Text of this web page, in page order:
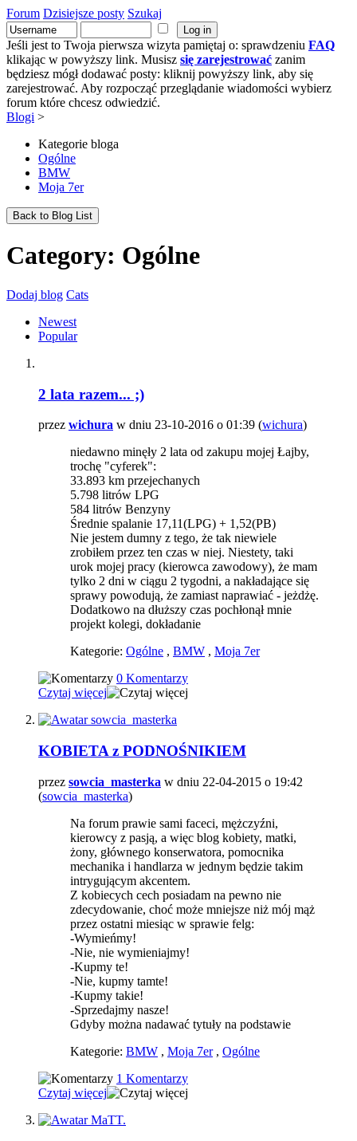
Forum Dzisiejsze posty Szukaj
Jeśli jest to Twoja pierwsza wizyta pamiętaj o: sprawdzeniu FAQ
klikając w powyższy link. Musisz się zarejestrować zanim
będziesz mógł dodawać posty: kliknij powyższy link, aby się
zarejestrować. Aby rozpocząć przeglądanie wiadomości wybierz
forum które chcesz odwiedzić.
Blogi >
Kategorie bloga
Ogólne
BMW
Moja 7er
Back to Blog List
Category: Ogólne
Dodaj blog Cats
Newest
Popular
2 lata razem... ;)
przez wichura w dniu 23-10-2016 o 01:39 (wichura)
niedawno minęły 2 lata od zakupu mojej Łajby,
trochę "cyferek":
33.893 km przejechanych
5.798 litrów LPG
584 litrów Benzyny
Średnie spalanie 17,11(LPG) + 1,52(PB)
Nie jestem dumny z tego, że tak niewiele
zrobiłem przez ten czas w niej. Niestety, taki
urok mojej pracy (kierowca zawodowy), że mam
tylko 2 dni w ciągu 2 tygodni, a nakładające się
sprawy powodują, że zamiast naprawiać - jeżdżę.
Dodatkowo na dłuższy czas pochłonął mnie
projekt kolegi, dokładanie
Kategorie: Ogólne , BMW , Moja 7er
0 Komentarzy
Czytaj więcej
KOBIETA z PODNOŚNIKIEM
przez sowcia_masterka w dniu 22-04-2015 o 19:42
(sowcia_masterka)
Na forum prawie sami faceci, mężczyźni,
kierowcy z pasją, a więc blog kobiety, matki,
żony, głównego konserwatora, pomocnika
mechanika i handlarza w jednym będzie takim
intrygującym akcentem.
Z kobiecych cech posiadam na pewno nie
zdecydowanie, choć może mniejsze niż mój mąż
przez ostatni miesiąc w sprawie felg:
-Wymieńmy!
-Nie, nie wymieniajmy!
-Kupmy te!
-Nie, kupmy tamte!
-Kupmy takie!
-Sprzedajmy nasze!
Gdyby można nadawać tytuły na podstawie
Kategorie: BMW , Moja 7er, Ogólne
1 Komentarzy
Czytaj więcej